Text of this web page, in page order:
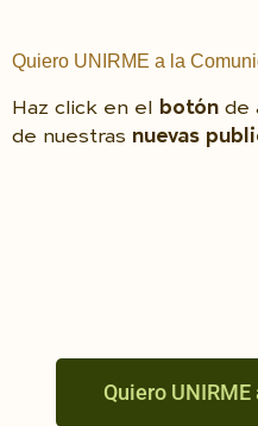
Quiero UNIRME a la
Haz click en el botón de
de nuestras nuevas
Quiero